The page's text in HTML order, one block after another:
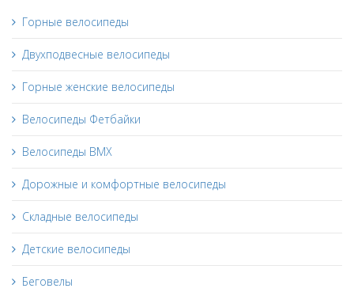
Горные велосипеды
Двухподвесные велосипеды
Горные женские велосипеды
Велосипеды Фетбайки
Велосипеды BMX
Дорожные и комфортные велосипеды
Складные велосипеды
Детские велосипеды
Беговелы